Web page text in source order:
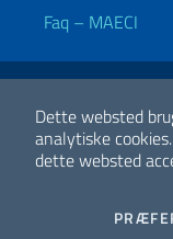
Dette websted
analytiske cookies.
dette websted
Faq – MAECI
Nyttige